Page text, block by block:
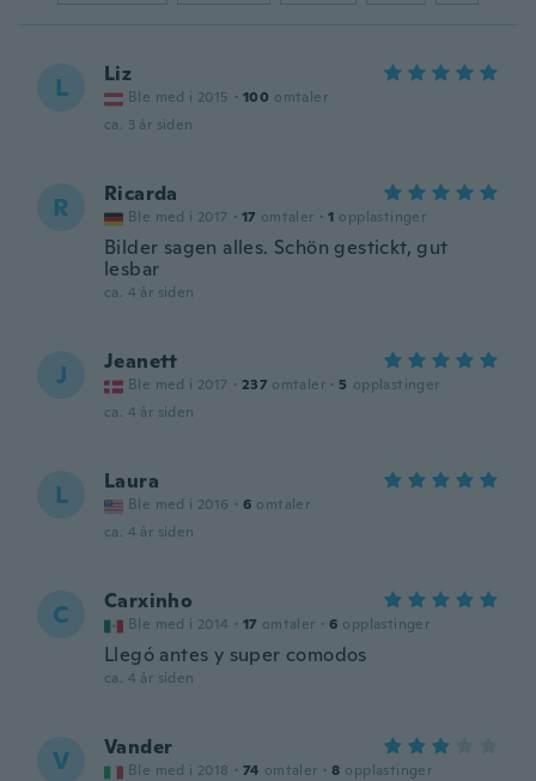
L Liz
Ble med i 2015 · 100 omtaler
ca. 3 år siden
R Ricarda
Ble med i 2017 · 17 omtaler · 1 opplastinger
Bilder sagen alles. Schön gestickt, gut
lesbar
ca. 4 år siden
J Jeanett
Ble med i 2017 · 237 omtaler · 5 opplastinger
ca. 4 år siden
L Laura
Ble med i 2016 · 6 omtaler
ca. 4 år siden
C Carxinho
Ble med i 2014 · 17 omtaler · 6 opplastinger
Llegó antes y super comodos
ca. 4 år siden
V Vander
Ble med i 2018 · 74 omtaler · 8 opplastinger